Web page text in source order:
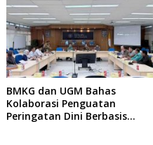
BMKG dan UGM Bahas
Kolaborasi Penguatan
Peringatan Dini Berbasis